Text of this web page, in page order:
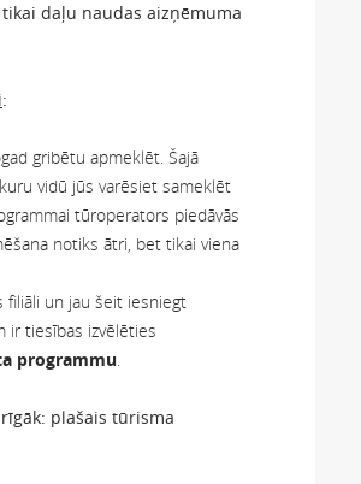
daļu naudas aizņēmuma
:
gribētu apmeklēt. Šajā
vidū jūs varēsiet sameklēt
tūroperators piedāvās
notiks ātri, bet tikai viena
filiāli un jau šeit iesniegt
ir tiesības izvēlēties
programmu.
plašais tūrisma